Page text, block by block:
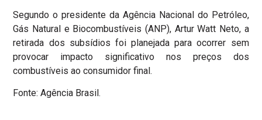
Segundo o presidente da Agência Nacional do Petróleo,
Gás Natural e Biocombustíveis (ANP), Artur Watt Neto, a
retirada dos subsídios foi planejada para ocorrer sem
provocar impacto significativo nos preços dos
combustíveis ao consumidor final.
Fonte: Agência Brasil.